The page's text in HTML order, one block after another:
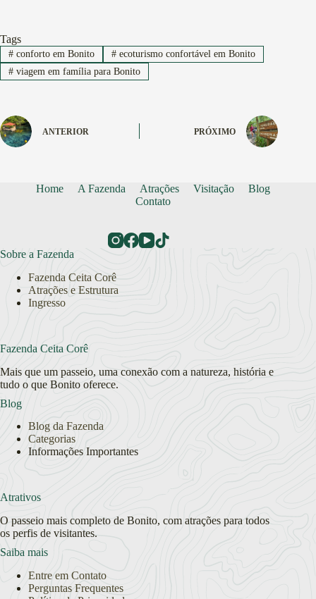
Tags
#conforto em Bonito #ecoturismo confortável em Bonito
#viagem em família para Bonito
ANTERIOR PRÓXIMO
Home A Fazenda Atrações Visitação
Blog
Contato
Sobre a Fazenda
Fazenda Ceita Corê
Atrações e Estrutura
Ingresso
Fazenda Ceita Corê
Mais que um passeio, uma conexão com a natureza, história e
tudo o que Bonito oferece.
Blog
Blog da Fazenda
Categorias
Informações Importantes
Atrativos
O passeio mais completo de Bonito, com atrações para todos
os perfis de visitantes.
Saiba mais
Entre em Contato
Perguntas Frequentes